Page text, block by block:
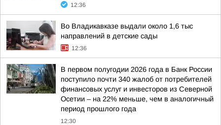
12:36
Во Владикавказе выдали около 1,6 тыс
направлений в детские сады
12:36
В первом полугодии 2026 года в Банк России
поступило почти 340 жалоб от потребителей
финансовых услуг и инвесторов из Северной
Осетии – на 22% меньше, чем в аналогичный
период прошлого года
12:30